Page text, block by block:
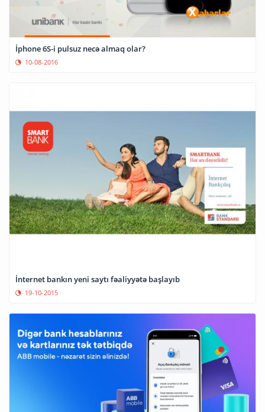
İphone 6S-i pulsuz necə almaq olar?
10-08-2016
İnternet bankın yeni saytı fəaliyyətə başlayıb
19-10-2015